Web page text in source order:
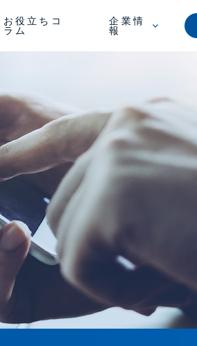
お役立ちコ
ラム
企業情
報